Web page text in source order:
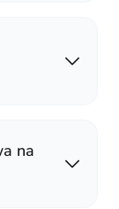
na